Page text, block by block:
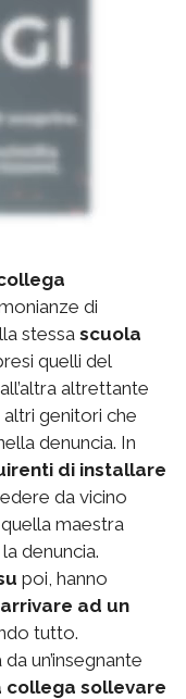
di
stessa scuola
quelli del
altrettante
genitori che
denuncia. In
di installare
da vicino
maestra
denuncia.
poi, hanno
ad un
tutto.
un’insegnante
collega sollevare